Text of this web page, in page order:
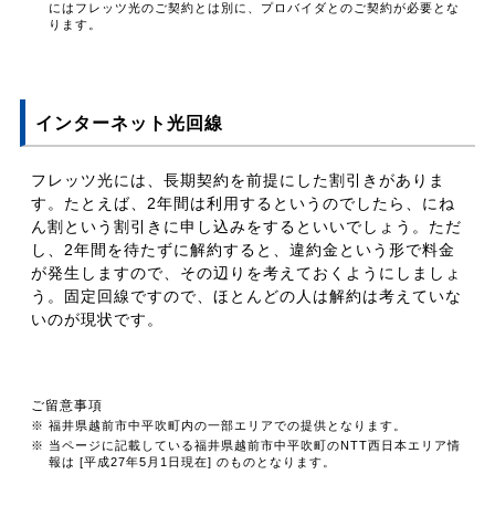
にはフレッツ光のご契約とは別に、プロバイダとのご契約が必要とな
ります。
インターネット光回線
フレッツ光には、長期契約を前提にした割引きがありま
す。たとえば、2年間は利用するというのでしたら、にね
ん割という割引きに申し込みをするといいでしょう。ただ
し、2年間を待たずに解約すると、違約金という形で料金
が発生しますので、その辺りを考えておくようにしましょ
う。固定回線ですので、ほとんどの人は解約は考えていな
いのが現状です。
ご留意事項
※ 福井県越前市中平吹町内の一部エリアでの提供となります。
※ 当ページに記載している福井県越前市中平吹町のNTT西日本エリア情
報は [平成27年5月1日現在] のものとなります。